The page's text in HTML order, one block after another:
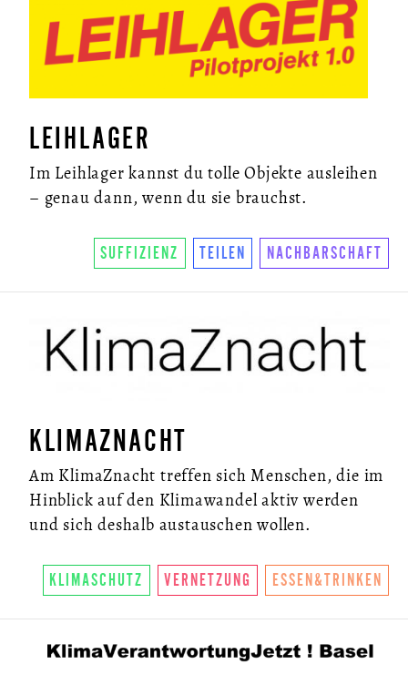
LEIHLAGER
Im Leihlager kannst du tolle Objekte ausleihen
– genau dann, wenn du sie brauchst.
SUFFIZIENZ TEILEN NACHBARSCHAFT
KLIMAZNACHT
Am KlimaZnacht treffen sich Menschen, die im
Hinblick auf den Klimawandel aktiv werden
und sich deshalb austauschen wollen.
KLIMASCHUTZ VERNETZUNG ESSEN&TRINKEN